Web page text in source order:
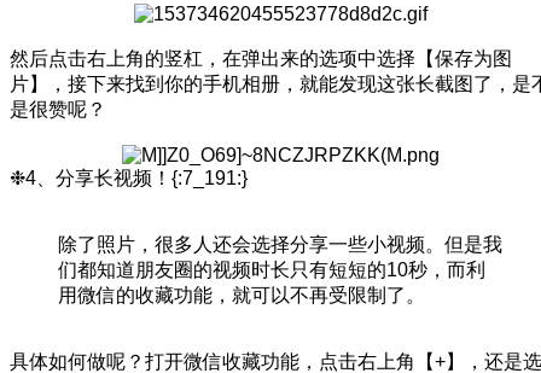
然后点击右上角的竖杠，在弹出来的选项中选择【保存为图
片】，接下来找到你的手机相册，就能发现这张长截图了，是
是很赞呢？
❉4、分享长视频！{:7_191:}
除了照片，很多人还会选择分享一些小视频。但是我
们都知道朋友圈的视频时长只有短短的10秒，而利
用微信的收藏功能，就可以不再受限制了。
具体如何做呢？打开微信收藏功能，点击右上角【+】，还是选